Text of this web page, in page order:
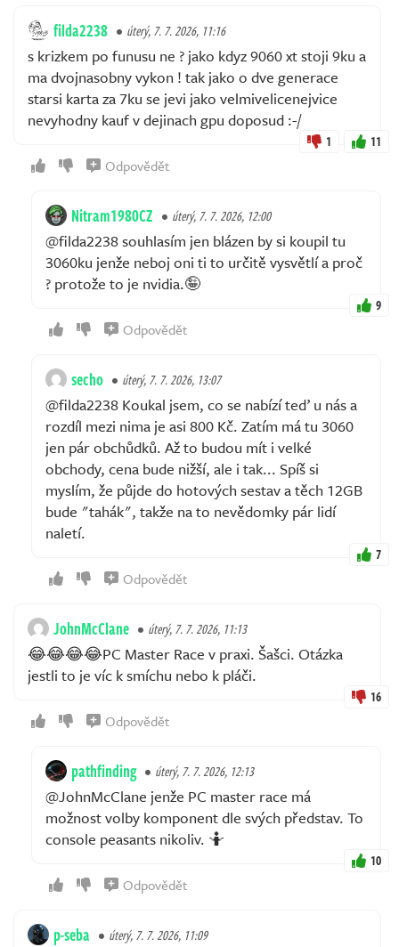
filda2238 úterý, 7. 7. 2026, 11:16
s krizkem po funusu ne ? jako kdyz 9060 xt stoji 9ku a
ma dvojnasobny vykon ! tak jako o dve generace
starsi karta za 7ku se jevi jako velmivelicenejvice
nevyhodny kauf v dejinach gpu doposud :-/
1 11
Odpovědět
Nitram1980CZ úterý, 7. 7. 2026, 12:00
@filda2238 souhlasím jen blázen by si koupil tu
3060ku jenže neboj oni ti to určitě vysvětlí a proč
? protože to je nvidia.🤪
9
Odpovědět
secho úterý, 7. 7. 2026, 13:07
@filda2238 Koukal jsem, co se nabízí teď u nás a
rozdíl mezi nima je asi 800 Kč. Zatím má tu 3060
jen pár obchůdků. Až to budou mít i velké
obchody, cena bude nižší, ale i tak... Spíš si
myslím, že půjde do hotových sestav a těch 12GB
bude "tahák", takže na to nevědomky pár lidí
naletí.
7
Odpovědět
JohnMcClane úterý, 7. 7. 2026, 11:13
😂😂😂😂PC Master Race v praxi. Šašci. Otázka
jestli to je víc k smíchu nebo k pláči.
16
Odpovědět
pathfinding úterý, 7. 7. 2026, 12:13
@JohnMcClane jenže PC master race má
možnost volby komponent dle svých představ. To
console peasants nikoliv. 🤷
10
Odpovědět
p-seba úterý, 7. 7. 2026, 11:09